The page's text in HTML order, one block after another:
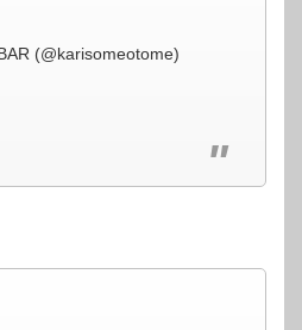
(@karisomeotome)